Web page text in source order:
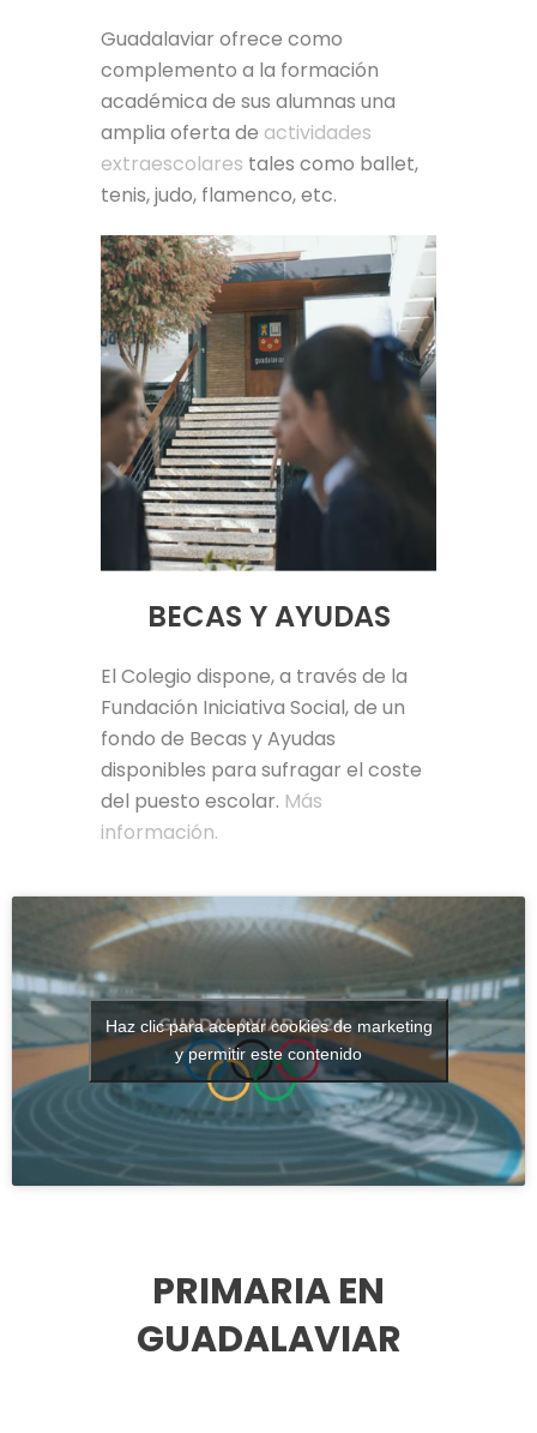
Guadalaviar ofrece como
complemento a la formación
académica de sus alumnas una
amplia oferta de actividades
extraescolares tales como ballet,
tenis, judo, flamenco, etc.
BECAS Y AYUDAS
El Colegio dispone, a través de la
Fundación Iniciativa Social, de un
fondo de Becas y Ayudas
disponibles para sufragar el coste
del puesto escolar. Más
información.
Haz clic para aceptar cookies de marketing
y permitir este contenido
PRIMARIA EN
GUADALAVIAR